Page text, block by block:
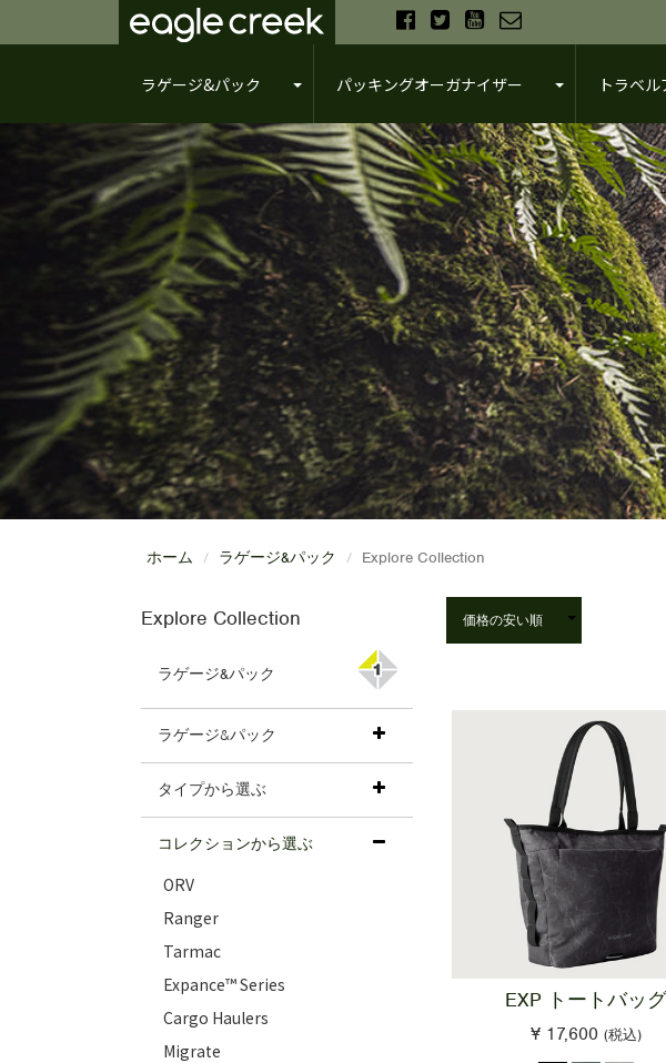
ラゲージ&パック パッキングオーガナイザー トラベ
ホーム ラゲージ&パック Explore Collection
Explore Collection
ラゲージ&パック
ラゲージ&パック
タイプから選ぶ
コレクションから選ぶ
ORV
Ranger
Tarmac
Expance™ Series
Cargo Haulers
Migrate
EXP トートバッ
¥ 17,600(税込)